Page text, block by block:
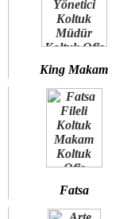
King Makam
Fatsa